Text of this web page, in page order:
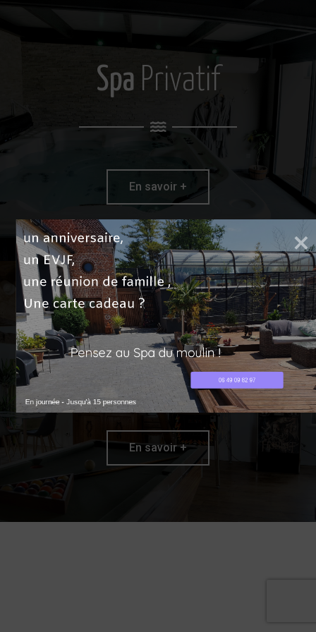
Spa Privatif
En savoir +
Chambresd'hôtes
En savoir +
un anniversaire,
un EVJF,
une réunion de famille ,
Une carte cadeau ?
En journée - Jusqu'à 15 personnes
Pensez au Spa du moulin !
06 49 09 82 97